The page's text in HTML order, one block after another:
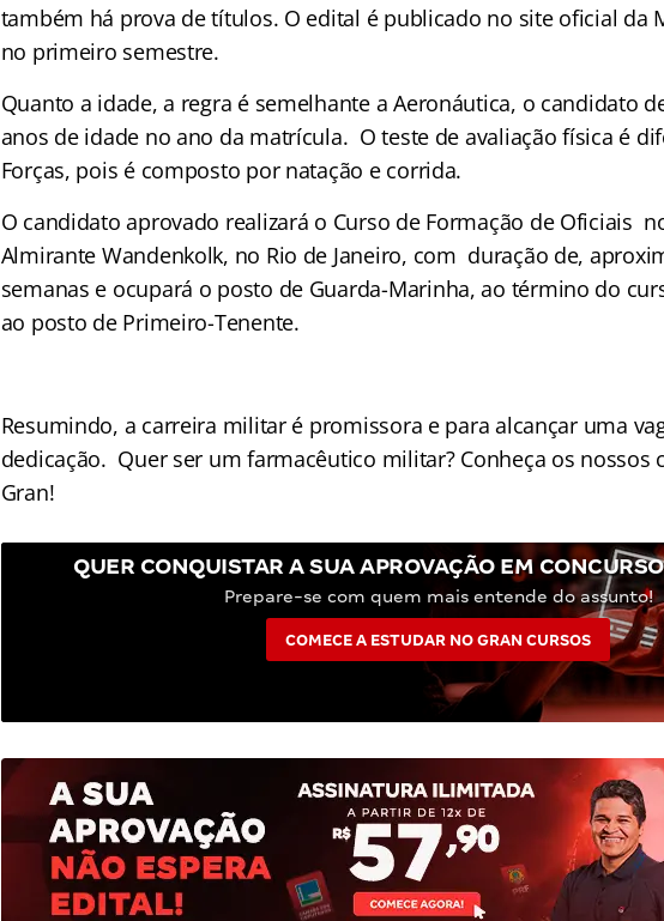
também há prova de títulos. O edital é publicado no site oficial da
no primeiro semestre.
Quanto a idade, a regra é semelhante a Aeronáutica, o candidato
anos de idade no ano da matrícula. O teste de avaliação física é
Forças, pois é composto por natação e corrida.
O candidato aprovado realizará o Curso de Formação de Oficiais
Almirante Wandenkolk, no Rio de Janeiro, com duração de,
semanas e ocupará o posto de Guarda-Marinha, ao término do
ao posto de Primeiro-Tenente.
Resumindo, a carreira militar é promissora e para alcançar uma
dedicação. Quer ser um farmacêutico militar? Conheça os nossos
Gran!
QUER CONQUISTAR A SUA APROVAÇÃO EM
Prepare-se com quem mais entende do assunto!
COMECE A ESTUDAR NO GRAN CURSOS